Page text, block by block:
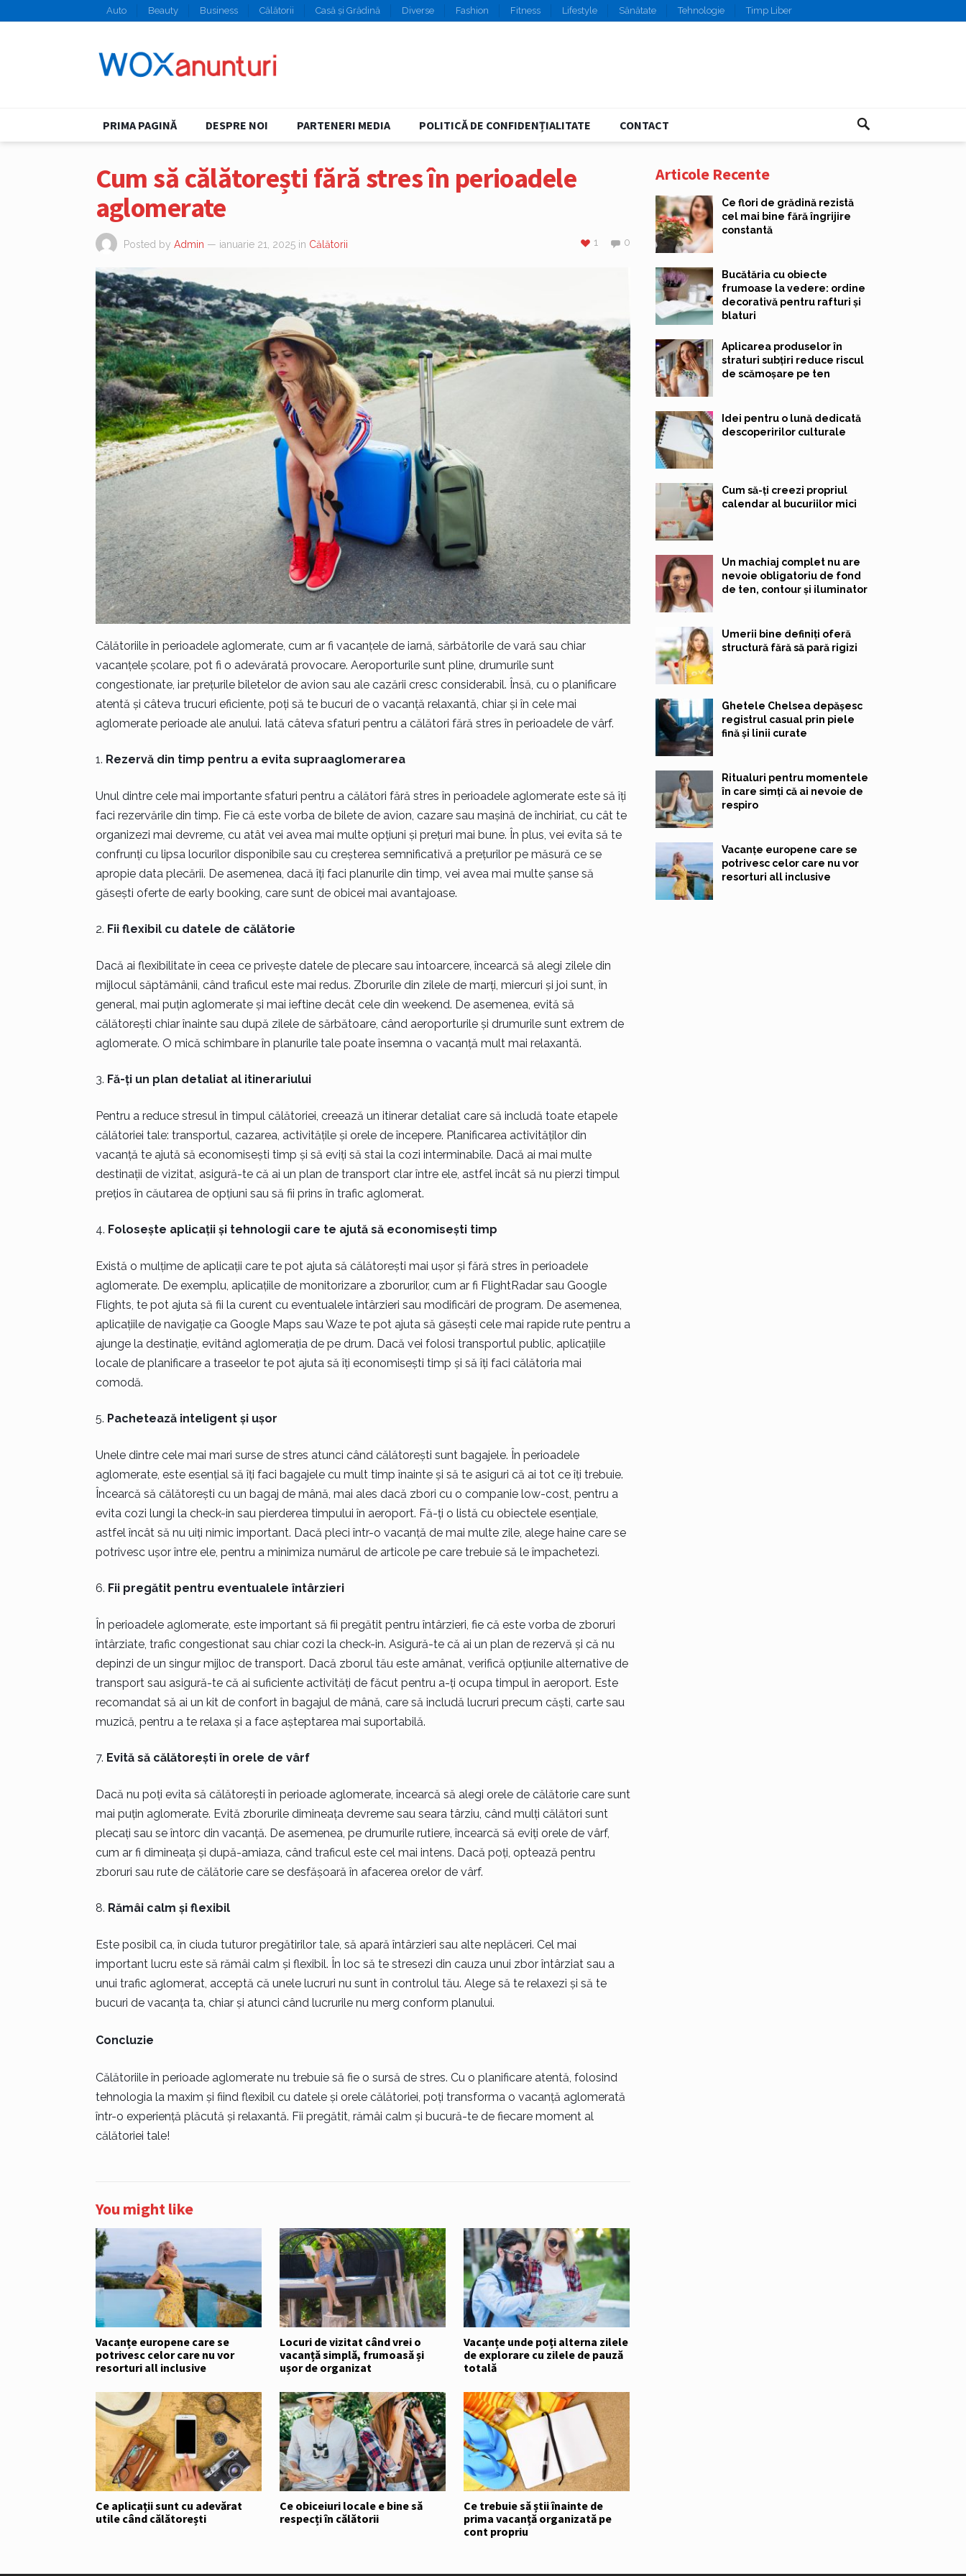
Auto Beauty Business Călătorii Casă și Grădină Diverse Fashion Fitness Lifestyle Sănătate Tehnologie Timp Liber
PRIMA PAGINĂ DESPRE NOI PARTENERI MEDIA POLITICĂ DE CONFIDENȚIALITATE CONTACT
Cum să călătorești fără stres în perioadele
aglomerate
Posted by Admin — ianuarie 21, 2025 in Călătorii 0
1
Călătoriile în perioadele aglomerate, cum ar fi vacanțele de iarnă, sărbătorile de vară sau chiar
vacanțele școlare, pot fi o adevărată provocare. Aeroporturile sunt pline, drumurile sunt
congestionate, iar prețurile biletelor de avion sau ale cazării cresc considerabil. Însă, cu o planificare
atentă și câteva trucuri eficiente, poți să te bucuri de o vacanță relaxantă, chiar și în cele mai
aglomerate perioade ale anului. Iată câteva sfaturi pentru a călători fără stres în perioadele de vârf.
Rezervă din timp pentru a evita supraaglomerarea
Unul dintre cele mai importante sfaturi pentru a călători fără stres în perioadele aglomerate este să îți
faci rezervările din timp. Fie că este vorba de bilete de avion, cazare sau mașină de închiriat, cu cât te
organizezi mai devreme, cu atât vei avea mai multe opțiuni și prețuri mai bune. În plus, vei evita să te
confrunți cu lipsa locurilor disponibile sau cu creșterea semnificativă a prețurilor pe măsură ce se
apropie data plecării. De asemenea, dacă îți faci planurile din timp, vei avea mai multe șanse să
găsești oferte de early booking, care sunt de obicei mai avantajoase.
Fii flexibil cu datele de călătorie
Dacă ai flexibilitate în ceea ce privește datele de plecare sau întoarcere, încearcă să alegi zilele din
mijlocul săptămânii, când traficul este mai redus. Zborurile din zilele de marți, miercuri și joi sunt, în
general, mai puțin aglomerate și mai ieftine decât cele din weekend. De asemenea, evită să
călătorești chiar înainte sau după zilele de sărbătoare, când aeroporturile și drumurile sunt extrem de
aglomerate. O mică schimbare în planurile tale poate însemna o vacanță mult mai relaxantă.
Fă-ți un plan detaliat al itinerariului
Pentru a reduce stresul în timpul călătoriei, creează un itinerar detaliat care să includă toate etapele
călătoriei tale: transportul, cazarea, activitățile și orele de începere. Planificarea activităților din
vacanță te ajută să economisești timp și să eviți să stai la cozi interminabile. Dacă ai mai multe
destinații de vizitat, asigură-te că ai un plan de transport clar între ele, astfel încât să nu pierzi timpul
prețios în căutarea de opțiuni sau să fii prins în trafic aglomerat.
Folosește aplicații și tehnologii care te ajută să economisești timp
Există o mulțime de aplicații care te pot ajuta să călătorești mai ușor și fără stres în perioadele
aglomerate. De exemplu, aplicațiile de monitorizare a zborurilor, cum ar fi FlightRadar sau Google
Flights, te pot ajuta să fii la curent cu eventualele întârzieri sau modificări de program. De asemenea,
aplicațiile de navigație ca Google Maps sau Waze te pot ajuta să găsești cele mai rapide rute pentru a
ajunge la destinație, evitând aglomerația de pe drum. Dacă vei folosi transportul public, aplicațiile
locale de planificare a traseelor te pot ajuta să îți economisești timp și să îți faci călătoria mai
comodă.
Pachetează inteligent și ușor
Unele dintre cele mai mari surse de stres atunci când călătorești sunt bagajele. În perioadele
aglomerate, este esențial să îți faci bagajele cu mult timp înainte și să te asiguri că ai tot ce îți trebuie.
Încearcă să călătorești cu un bagaj de mână, mai ales dacă zbori cu o companie low-cost, pentru a
evita cozi lungi la check-in sau pierderea timpului în aeroport. Fă-ți o listă cu obiectele esențiale,
astfel încât să nu uiți nimic important. Dacă pleci într-o vacanță de mai multe zile, alege haine care se
potrivesc ușor între ele, pentru a minimiza numărul de articole pe care trebuie să le împachetezi.
Fii pregătit pentru eventualele întârzieri
În perioadele aglomerate, este important să fii pregătit pentru întârzieri, fie că este vorba de zboruri
întârziate, trafic congestionat sau chiar cozi la check-in. Asigură-te că ai un plan de rezervă și că nu
depinzi de un singur mijloc de transport. Dacă zborul tău este amânat, verifică opțiunile alternative de
transport sau asigură-te că ai suficiente activități de făcut pentru a-ți ocupa timpul în aeroport. Este
recomandat să ai un kit de confort în bagajul de mână, care să includă lucruri precum căști, carte sau
muzică, pentru a te relaxa și a face așteptarea mai suportabilă.
Evită să călătorești în orele de vârf
Dacă nu poți evita să călătorești în perioade aglomerate, încearcă să alegi orele de călătorie care sunt
mai puțin aglomerate. Evită zborurile dimineața devreme sau seara târziu, când mulți călători sunt
plecați sau se întorc din vacanță. De asemenea, pe drumurile rutiere, încearcă să eviți orele de vârf,
cum ar fi dimineața și după-amiaza, când traficul este cel mai intens. Dacă poți, optează pentru
zboruri sau rute de călătorie care se desfășoară în afacerea orelor de vârf.
Rămâi calm și flexibil
Este posibil ca, în ciuda tuturor pregătirilor tale, să apară întârzieri sau alte neplăceri. Cel mai
important lucru este să rămâi calm și flexibil. În loc să te stresezi din cauza unui zbor întârziat sau a
unui trafic aglomerat, acceptă că unele lucruri nu sunt în controlul tău. Alege să te relaxezi și să te
bucuri de vacanța ta, chiar și atunci când lucrurile nu merg conform planului.
Concluzie
Călătoriile în perioade aglomerate nu trebuie să fie o sursă de stres. Cu o planificare atentă, folosind
tehnologia la maxim și fiind flexibil cu datele și orele călătoriei, poți transforma o vacanță aglomerată
într-o experiență plăcută și relaxantă. Fii pregătit, rămâi calm și bucură-te de fiecare moment al
călătoriei tale!
You might like
Vacanțe europene care se
potrivesc celor care nu vor
resorturi all inclusive
Locuri de vizitat când vrei o
vacanță simplă, frumoasă și
ușor de organizat
Vacanțe unde poți alterna zilele
de explorare cu zilele de pauză
totală
Ce aplicații sunt cu adevărat
utile când călătorești
Ce obiceiuri locale e bine să
respecți în călătorii
Ce trebuie să știi înainte de
prima vacanță organizată pe
cont propriu
Articole Recente
Ce flori de grădină rezistă
cel mai bine fără îngrijire
constantă
Bucătăria cu obiecte
frumoase la vedere: ordine
decorativă pentru rafturi și
blaturi
Aplicarea produselor în
straturi subțiri reduce riscul
de scămoșare pe ten
Idei pentru o lună dedicată
descoperirilor culturale
Cum să-ți creezi propriul
calendar al bucuriilor mici
Un machiaj complet nu are
nevoie obligatoriu de fond
de ten, contour și iluminator
Umerii bine definiți oferă
structură fără să pară rigizi
Ghetele Chelsea depășesc
registrul casual prin piele
fină și linii curate
Ritualuri pentru momentele
în care simți că ai nevoie de
respiro
Vacanțe europene care se
potrivesc celor care nu vor
resorturi all inclusive